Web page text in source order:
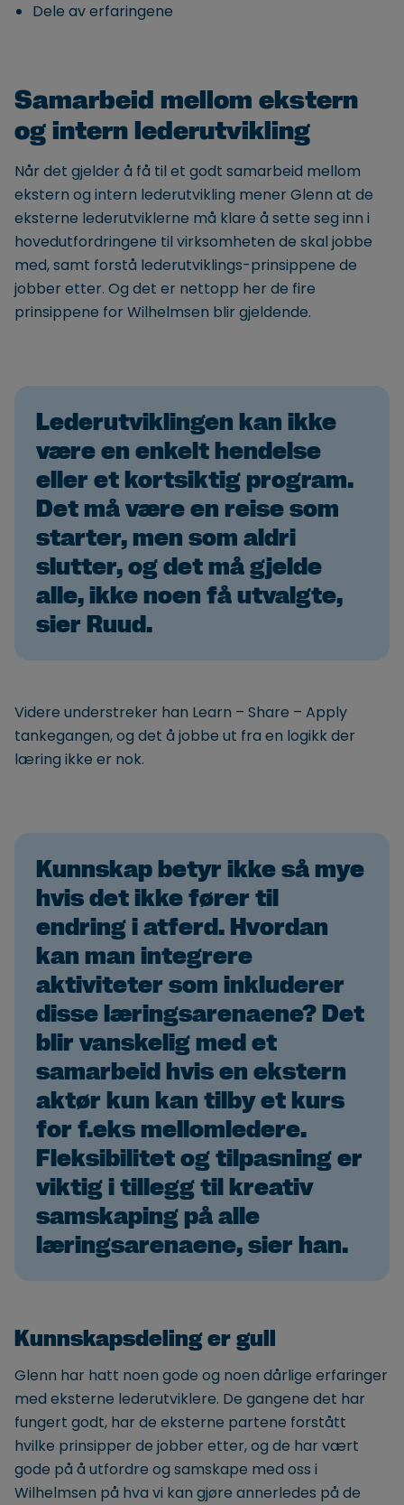
Dele av erfaringene
Samarbeid mellom ekstern
og intern lederutvikling
Når det gjelder å få til et godt samarbeid mellom
ekstern og intern lederutvikling mener Glenn at de
eksterne lederutviklerne må klare å sette seg inn i
hovedutfordringene til virksomheten de skal jobbe
med, samt forstå lederutviklings-prinsippene de
jobber etter. Og det er nettopp her de fire
prinsippene for Wilhelmsen blir gjeldende.
Lederutviklingen kan ikke
være en enkelt hendelse
eller et kortsiktig program.
Det må være en reise som
starter, men som aldri
slutter, og det må gjelde
alle, ikke noen få utvalgte,
sier Ruud.
Videre understreker han Learn – Share – Apply
tankegangen, og det å jobbe ut fra en logikk der
læring ikke er nok.
Kunnskap betyr ikke så mye
hvis det ikke fører til
endring i atferd. Hvordan
kan man integrere
aktiviteter som inkluderer
disse læringsarenaene? Det
blir vanskelig med et
samarbeid hvis en ekstern
aktør kun kan tilby et kurs
for f.eks mellomledere.
Fleksibilitet og tilpasning er
viktig i tillegg til kreativ
samskaping på alle
læringsarenaene, sier han.
Kunnskapsdeling er gull
Glenn har hatt noen gode og noen dårlige erfaringer
med eksterne lederutviklere. De gangene det har
fungert godt, har de eksterne partene forstått
hvilke prinsipper de jobber etter, og de har vært
gode på å utfordre og samskape med oss i
Wilhelmsen på hva vi kan gjøre annerledes på de